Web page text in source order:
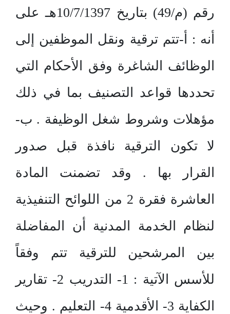
رقم (م/49) بتاريخ 10/7/1397هـ على
أنه : أ-تتم ترقية ونقل الموظفين إلى
الوظائف الشاغرة وفق الأحكام التي
تحددها قواعد التصنيف بما في ذلك
مؤهلات وشروط شغل الوظيفة . ب-
لا تكون الترقية نافذة قبل صدور
القرار بها . وقد تضمنت المادة
العاشرة فقرة 2 من اللوائح التنفيذية
لنظام الخدمة المدنية أن المفاضلة
بين المرشحين للترقية تتم وفقاً
للأسس الآتية : 1- التدريب 2- تقارير
الكفاية 3- الأقدمية 4- التعليم . وحيث